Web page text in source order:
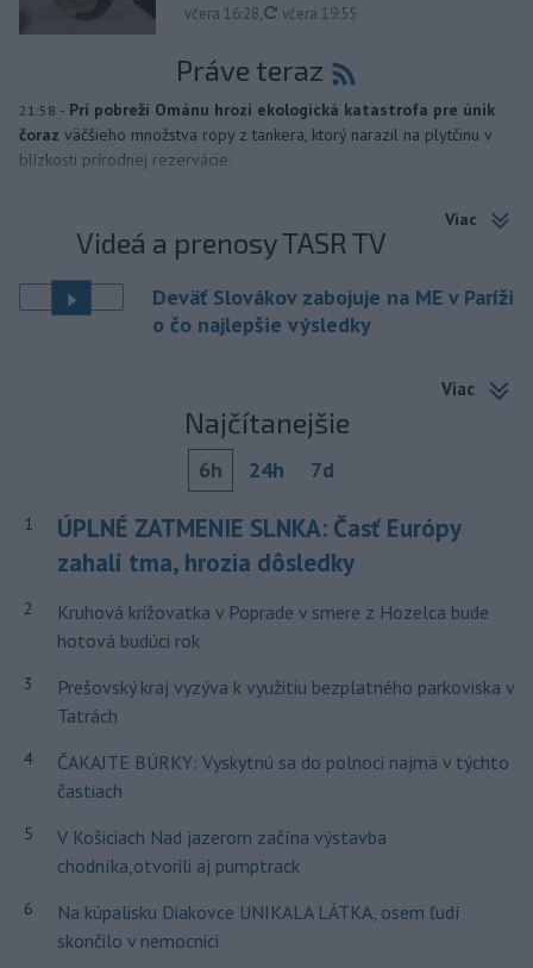
včera 16:28, aktualizované
včera 19:55
Práve teraz
21:58 - Pri pobreží Ománu hrozí ekologická katastrofa pre únik
čoraz väčšieho množstva ropy z tankera, ktorý narazil na plytčinu v
blízkosti prírodnej rezervácie.
Viac
Videá a prenosy TASR TV
Deväť Slovákov zabojuje na ME v Paríži
o čo najlepšie výsledky
Viac
Najčítanejšie
6h 24h 7d
1
ÚPLNÉ ZATMENIE SLNKA: Časť Európy
zahalí tma, hrozia dôsledky
2
Kruhová križovatka v Poprade v smere z Hozelca bude
hotová budúci rok
3
Prešovský kraj vyzýva k využitiu bezplatného parkoviska v
Tatrách
4
ČAKAJTE BÚRKY: Vyskytnú sa do polnoci najmä v týchto
častiach
5
V Košiciach Nad jazerom začína výstavba
chodníka,otvorili aj pumptrack
6
Na kúpalisku Diakovce UNIKALA LÁTKA, osem ľudí
skončilo v nemocnici